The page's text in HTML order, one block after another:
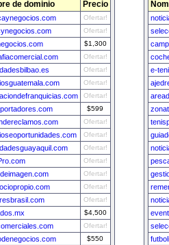
de dominio Precio
Ofertar!
Ofertar!
$1,300
Ofertar!
Ofertar!
Ofertar!
Ofertar!
$599
Ofertar!
Ofertar!
Ofertar!
Ofertar!
Ofertar!
Ofertar!
Ofertar!
$4,500
Ofertar!
$550
e-